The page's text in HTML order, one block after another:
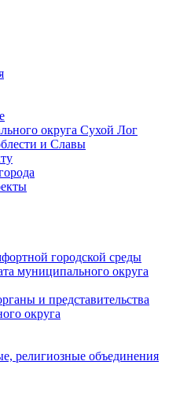
округа Сухой Лог
и Славы
городской среды
муниципального округа
и представительства
округа
религиозные объединения